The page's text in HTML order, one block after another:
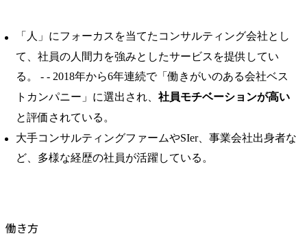
「人」にフォーカスを当てたコンサルティング会社とし
て、社員の人間力を強みとしたサービスを提供してい
る。 ​- - 2018年から6年連続で「働きがいのある会社ベス
トカンパニー」に選出され、 社員モチベーションが高い
と評価されている。 ​
大手コンサルティングファームやSIer、事業会社出身者な
ど、多様な経歴の社員が活躍している。
働き方